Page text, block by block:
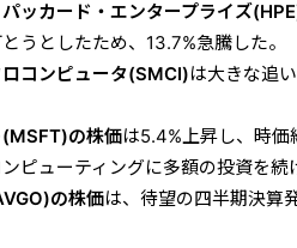
ッカード・エンタープライズ
うとしたため、13.7%急騰した。
コンピュータ(SMCI)は大きな追
の株価は5.4%上昇し、時
ピューティングに多額の投資を続
の株価は、待望の四半期決算